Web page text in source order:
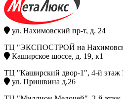
ул. Нахимовский пр-т, д. 24
ТЦ "ЭКСПОСТРОЙ на
Каширское шоссе, д. 19, к1
ТЦ "Каширский двор-1", 4-й этаж
ул. Пришвина д.26